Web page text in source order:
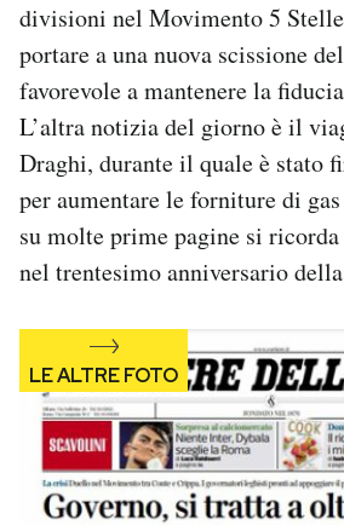
AREA PERSONALE
Area Personale
Newsletter
Notifiche mobile
Regala il Post
Hai bisogno di aiuto?
Esci
divisioni nel Movimento 5
portare a una nuova scissione
favorevole a mantenere la
L’altra notizia del giorno è il
Draghi, durante il quale è stato
per aumentare le forniture di
su molte prime pagine si
nel trentesimo anniversario